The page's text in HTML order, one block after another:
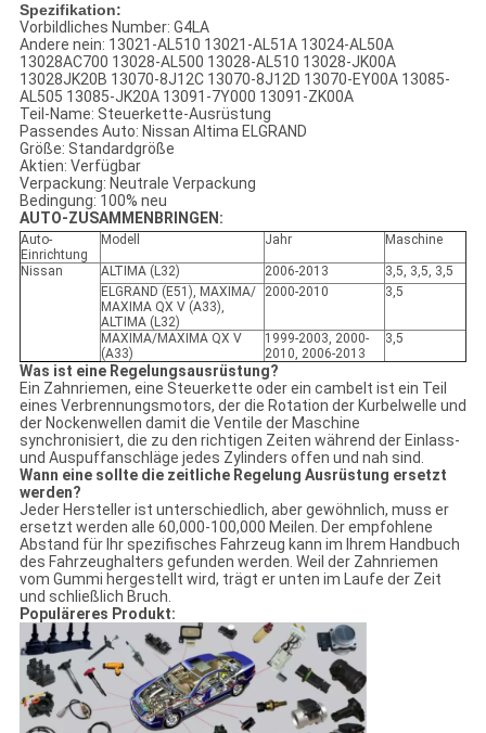
Spezifikation:
Vorbildliches Number: G4LA
Andere nein: 13021-AL510 13021-AL51A 13024-AL50A
13028AC700 13028-AL500 13028-AL510 13028-JK00A
13028JK20B 13070-8J12C 13070-8J12D 13070-EY00A 13085-
AL505 13085-JK20A 13091-7Y000 13091-ZK00A
Teil-Name: Steuerkette-Ausrüstung
Passendes Auto: Nissan Altima ELGRAND
Größe: Standardgröße
Aktien: Verfügbar
Verpackung: Neutrale Verpackung
Bedingung: 100% neu
AUTO-ZUSAMMENBRINGEN:
Auto-
Einrichtung
Modell Jahr Maschine
Nissan ALTIMA (L32) 2006-2013
3,5, 3,5, 3,5
ELGRAND (E51), MAXIMA/
MAXIMA QX V (A33),
ALTIMA (L32)
2000-2010 3,5
MAXIMA/MAXIMA QX V
(A33)
1999-2003, 2000-
2010, 2006-2013
3,5
Was ist eine Regelungsausrüstung?
Ein Zahnriemen, eine Steuerkette oder ein cambelt ist ein Teil
eines Verbrennungsmotors, der die Rotation der Kurbelwelle und
der Nockenwellen damit die Ventile der Maschine
synchronisiert, die zu den richtigen Zeiten während der Einlass-
und Auspuffanschläge jedes Zylinders offen und nah sind.
Wann eine sollte die zeitliche Regelung Ausrüstung ersetzt
werden?
Jeder Hersteller ist unterschiedlich, aber gewöhnlich, muss er
ersetzt werden alle 60,000-100,000 Meilen. Der empfohlene
Abstand für Ihr spezifisches Fahrzeug kann im Ihrem Handbuch
des Fahrzeughalters gefunden werden. Weil der Zahnriemen
vom Gummi hergestellt wird, trägt er unten im Laufe der Zeit
und schließlich Bruch.
Populäreres Produkt: